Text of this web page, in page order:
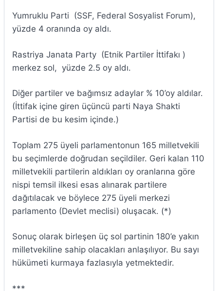
Yumruklu Parti (SSF, Federal Sosyalist Forum),
yüzde 4 oranında oy aldı.
Rastriya Janata Party (Etnik Partiler İttifakı )
merkez sol, yüzde 2.5 oy aldı.
Diğer partiler ve bağımsız adaylar % 10’oy aldılar.
(İttifak içine giren üçüncü parti Naya Shakti
Partisi de bu kesim içinde.)
Toplam 275 üyeli parlamentonun 165 milletvekili
bu seçimlerde doğrudan seçildiler. Geri kalan 110
milletvekili partilerin aldıkları oy oranlarına göre
nispi temsil ilkesi esas alınarak partilere
dağıtılacak ve böylece 275 üyeli merkezi
parlamento (Devlet meclisi) oluşacak. (*)
Sonuç olarak birleşen üç sol partinin 180’e yakın
milletvekiline sahip olacakları anlaşılıyor. Bu sayı
hükümeti kurmaya fazlasıyla yetmektedir.
***